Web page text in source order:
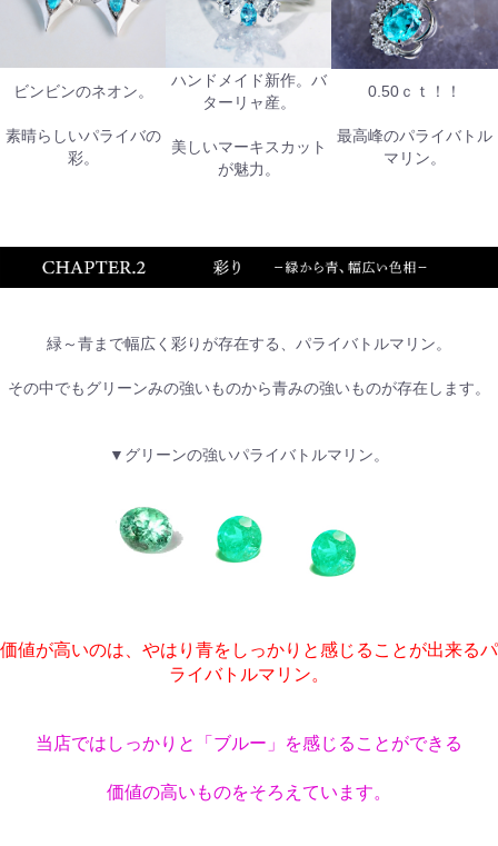
ビンビンのネオン。
素晴らしいパライバの
彩。
ハンドメイド新作。バ
ターリャ産。
美しいマーキスカット
が魅力。
0.50ｃｔ！！
最高峰のパライバトル
マリン。
緑～青まで幅広く彩りが存在する、パライバトルマリン。
その中でもグリーンみの強いものから青みの強いものが存在します。
▼グリーンの強いパライバトルマリン。
価値が高いのは、やはり青をしっかりと感じることが出来るパ
ライバトルマリン。
当店ではしっかりと「ブルー」を感じることができる
価値の高いものをそろえています。